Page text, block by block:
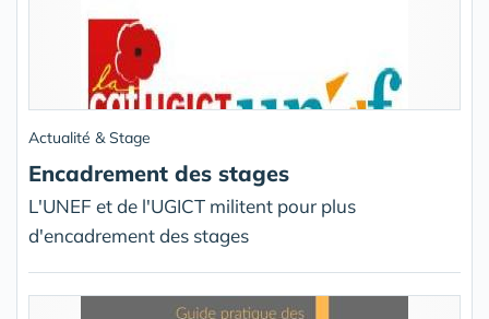
Actualité & Stage
Encadrement des stages
L'UNEF et de l'UGICT militent pour plus
d'encadrement des stages